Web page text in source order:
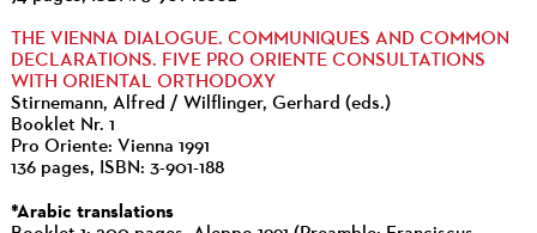
THE VIENNA DIALOGUE. COMMUNIQUES AND COMMON
DECLARATIONS. FIVE PRO ORIENTE CONSULTATIONS
WITH ORIENTAL ORTHODOXY
Stirnemann, Alfred / Wilflinger, Gerhard (eds.)
Booklet Nr. 1
Pro Oriente: Vienna 1991
136 pages, ISBN: 3-901-188
*Arabic translations